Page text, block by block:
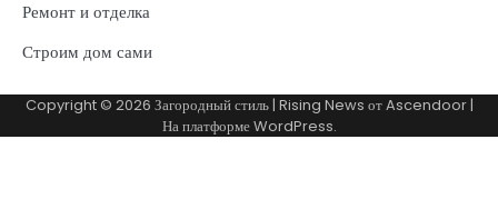
Ремонт и отделка
Строим дом сами
Copyright © 2026 Загородный стиль| Rising News отAscendoor|
На платформеWordPress.